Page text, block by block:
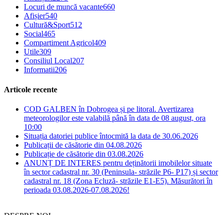
Locuri de muncă vacante660
Afișier540
Cultură&Sport512
Social465
Compartiment Agricol409
Utile309
Consiliul Local207
Informatii206
Articole recente
COD GALBEN în Dobrogea și pe litoral. Avertizarea
meteorologilor este valabilă până în data de 08 august, ora
10:00
Situația datoriei publice întocmită la data de 30.06.2026
Publicații de căsătorie din 04.08.2026
Publicație de căsătorie din 03.08.2026
ANUNȚ DE INTERES pentru deținătorii imobilelor situate
în sector cadastral nr. 30 (Peninsula- străzile P6- P17) și sector
cadastral nr. 18 (Zona Ecluză- străzile E1-E5). Măsurători în
perioada 03.08.2026-07.08.2026!